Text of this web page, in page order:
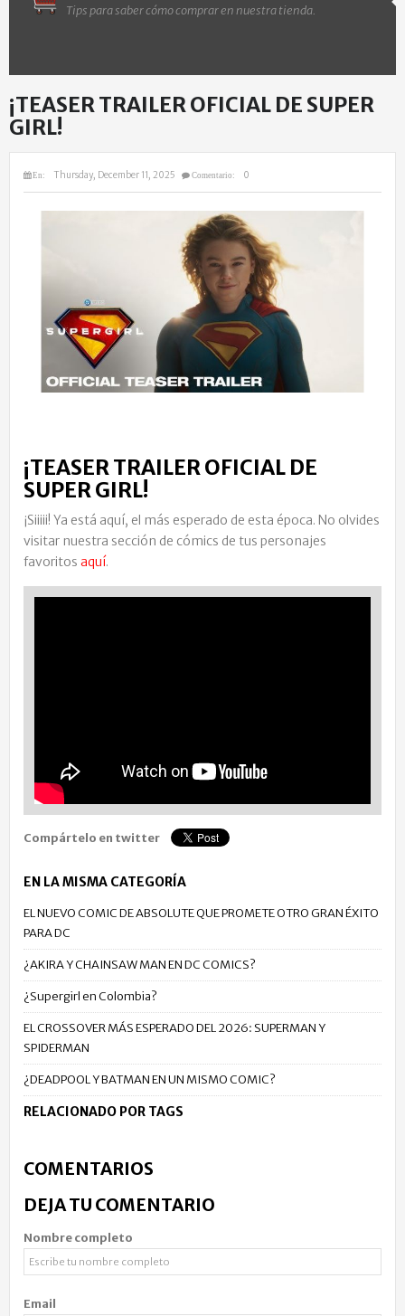
Tips para saber cómo comprar en nuestra tienda.
¡TEASER TRAILER OFICIAL DE SUPER
GIRL!
En: Thursday, December 11, 2025 Comentario: 0
¡TEASER TRAILER OFICIAL DE
SUPER GIRL!
¡Siiiii! Ya está aquí, el más esperado de esta época. No olvides
visitar nuestra sección de cómics de tus personajes
favoritos aquí.
Compártelo en twitter
EN LA MISMA CATEGORÍA
EL NUEVO COMIC DE ABSOLUTE QUE PROMETE OTRO GRAN ÉXITO
PARA DC
¿AKIRA Y CHAINSAW MAN EN DC COMICS?
¿Supergirl en Colombia?
EL CROSSOVER MÁS ESPERADO DEL 2026: SUPERMAN Y
SPIDERMAN
¿DEADPOOL Y BATMAN EN UN MISMO COMIC?
RELACIONADO POR TAGS
COMENTARIOS
DEJA TU COMENTARIO
Nombre completo
Email